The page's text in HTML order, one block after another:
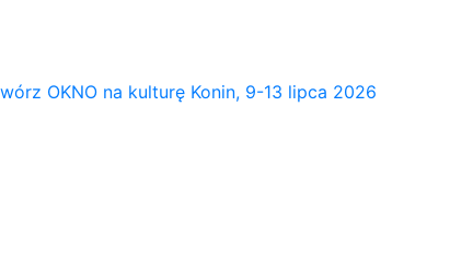
OKNO na kulturę Konin, 9-13 lipca 2026